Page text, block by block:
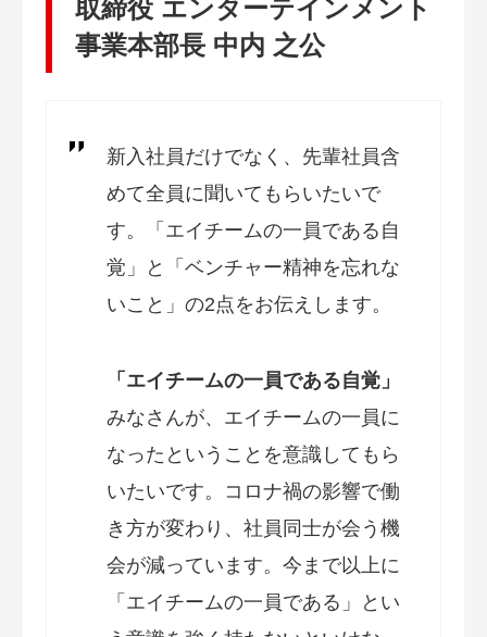
取締役 エンターテインメント
事業本部長 中内 之公
新入社員だけでなく、先輩社員含
めて全員に聞いてもらいたいで
す。「エイチームの一員である自
覚」と「ベンチャー精神を忘れな
いこと」の2点をお伝えします。
「エイチームの一員である自覚」
みなさんが、エイチームの一員に
なったということを意識してもら
いたいです。コロナ禍の影響で働
き方が変わり、社員同士が会う機
会が減っています。今まで以上に
「エイチームの一員である」とい